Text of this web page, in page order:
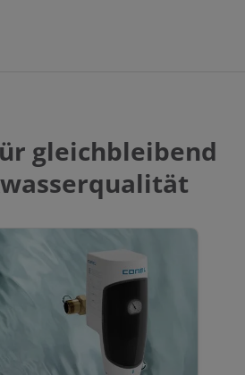
gleichbleibend